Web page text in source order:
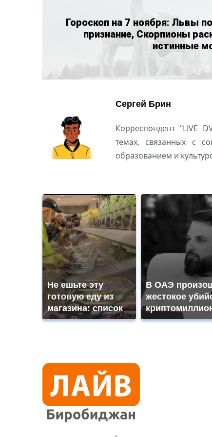
Гороскоп на 7 ноября: Львы
признание, Скорпионы
истинные
Сергей Брин
Корреспондент "LIVE
темах, связанных с
образованием и
Не ешьте эту
готовую еду из
магазина: список
В ОАЭ
жестокое